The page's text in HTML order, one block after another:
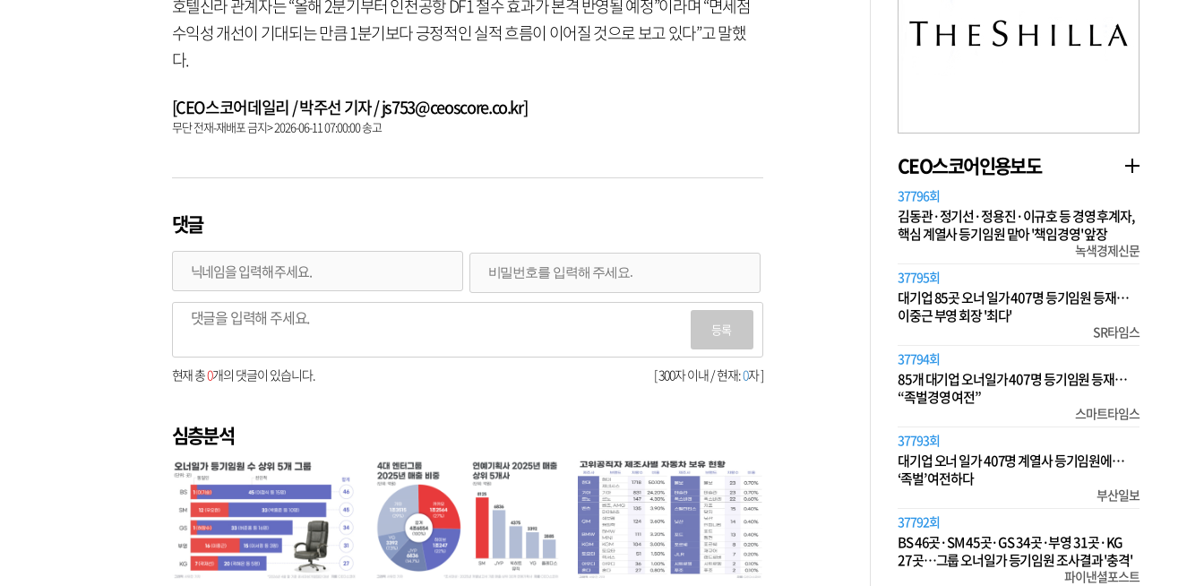
호텔신라 관계자는 “올해 2분기부터 인천공항 DF1 철수 효과가 본격 반영될 예정”이라며 “면세점
수익성 개선이 기대되는 만큼 1분기보다 긍정적인 실적 흐름이 이어질 것으로 보고 있다”고 말했
다.
[CEO스코어데일리 / 박주선 기자 / js753@ceoscore.co.kr]
무단 전재-재배포 금지> 2026-06-11 07:00:00 송고
댓글
등록
[ 300자 이내 / 현재:0자 ]
현재 총0개의 댓글이 있습니다.
심층분석
CEO스코어인용보도
37796회
김동관·정기선·정용진·이규호 등 경영 후계자,
핵심 계열사 등기임원 맡아 '책임경영' 앞장
녹색경제신문
37795회
대기업 85곳 오너 일가 407명 등기임원 등재…
이중근 부영 회장 '최다'
SR타임스
37794회
85개 대기업 오너일가 407명 등기임원 등재…
“족벌경영 여전”
스마트타임스
37793회
대기업 오너 일가 407명 계열사 등기임원에…
‘족벌’ 여전하다
부산일보
37792회
BS 46곳·SM 45곳·GS 34곳·부영 31곳·KG
27곳…그룹 오너일가 등기임원 조사결과 '충격'
파이낸셜포스트